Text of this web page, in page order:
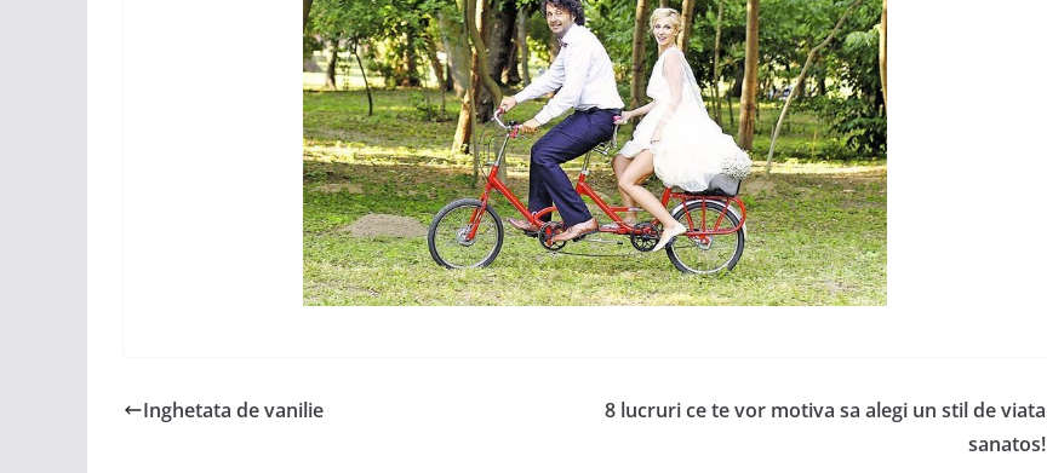
Inghetata de vanilie
8 lucruri ce te vor motiva sa alegi un stil de viata
sanatos!